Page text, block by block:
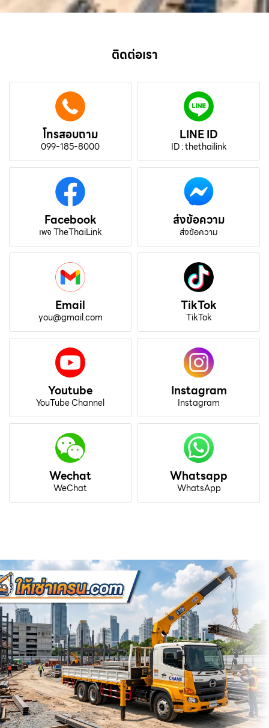
ติดต่อเรา
โทรสอบถาม
099-185-8000
LINE ID
ID : thethailink
Facebook
เพจ TheThaiLink
ส่งข้อความ
ส่งข้อความ
Email
you@gmail.com
TikTok
TikTok
Youtube
YouTube Channel
Instagram
Instagram
Wechat
WeChat
Whatsapp
WhatsApp